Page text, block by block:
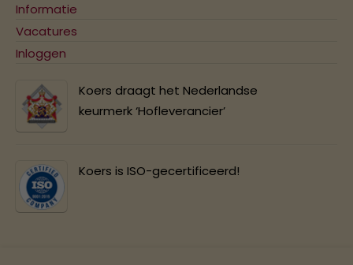
Informatie
Vacatures
Inloggen
Koers draagt het Nederlandse
keurmerk ‘Hofleverancier’
Koers is ISO-gecertificeerd!